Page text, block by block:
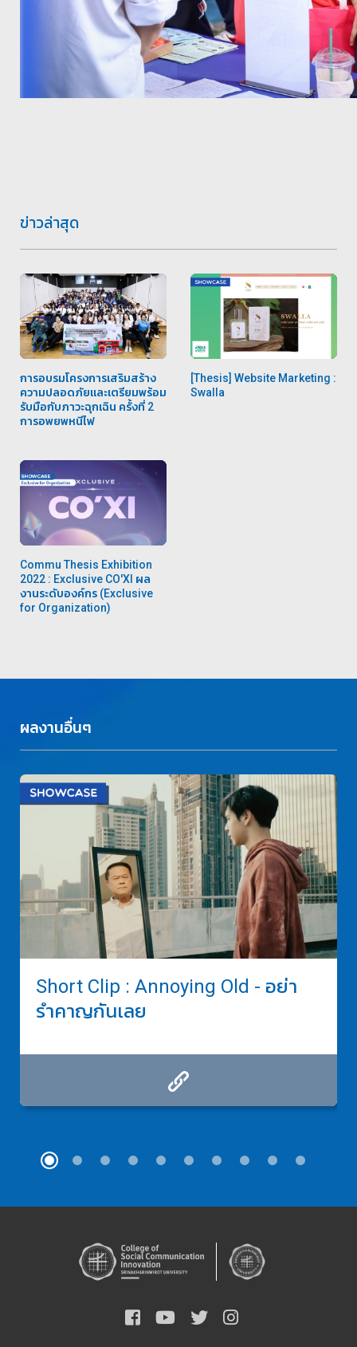
ข่าวล่าสุด
การอบรมโครงการเสริมสร้าง
ความปลอดภัยและเตรียมพร้อม
รับมือกับภาวะฉุกเฉิน ครั้งที่ 2
การอพยพหนีไฟ
[Thesis] Website Marketing :
Swalla
Commu Thesis Exhibition
2022 : Exclusive CO'XI ผล
งานระดับองค์กร (Exclusive
for Organization)
ผลงานอื่นๆ
Short Clip : Annoying Old - อย่า
รำคาญกันเลย